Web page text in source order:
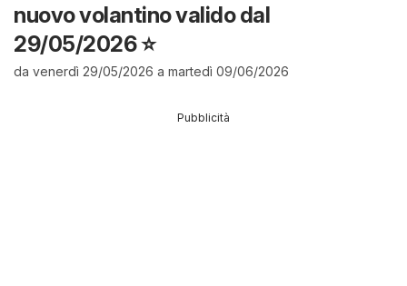
nuovo volantino valido dal
29/05/2026 ⭐️
da venerdì 29/05/2026 a martedì 09/06/2026
Pubblicità